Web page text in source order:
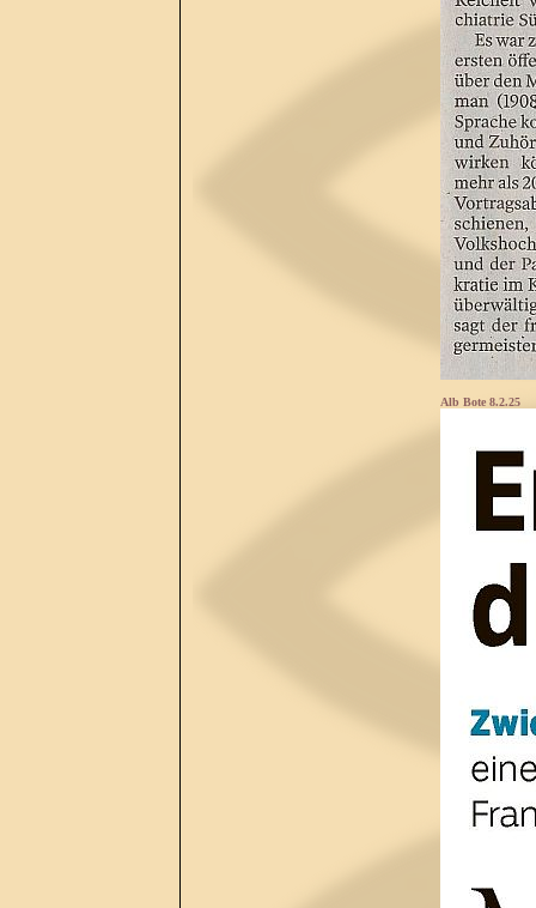
Alb Bote 8.2.25